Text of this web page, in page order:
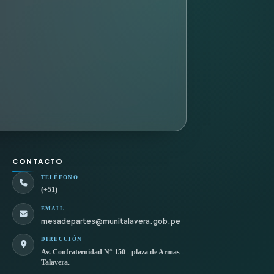
CONTACTO
TELÉFONO
(+51)
EMAIL
mesadepartes@munitalavera.gob.pe
DIRECCIÓN
Av. Confraternidad N° 150 - plaza de Armas -
Talavera.